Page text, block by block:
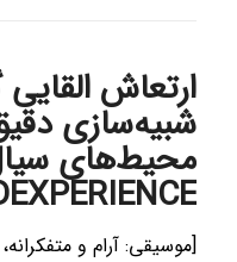
شبیه‌سازی
محیط‌های
[موسیقی: آرام و